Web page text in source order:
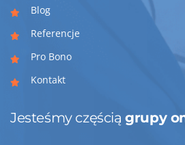
Blog
Referencje
Pro Bono
Kontakt
Jesteśmy częściągrupy